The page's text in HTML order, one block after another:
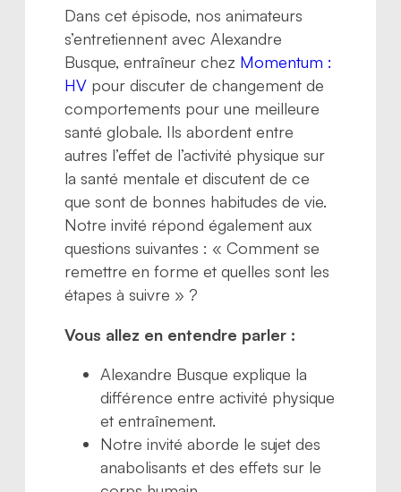
Dans cet épisode, nos animateurs
s’entretiennent avec Alexandre
Busque, entraîneur chez Momentum :
HV pour discuter de changement de
comportements pour une meilleure
santé globale. Ils abordent entre
autres l’effet de l’activité physique sur
la santé mentale et discutent de ce
que sont de bonnes habitudes de vie.
Notre invité répond également aux
questions suivantes : « Comment se
remettre en forme et quelles sont les
étapes à suivre » ?
Vous allez en entendre parler :
Alexandre Busque explique la
différence entre activité physique
et entraînement.
Notre invité aborde le sujet des
anabolisants et des effets sur le